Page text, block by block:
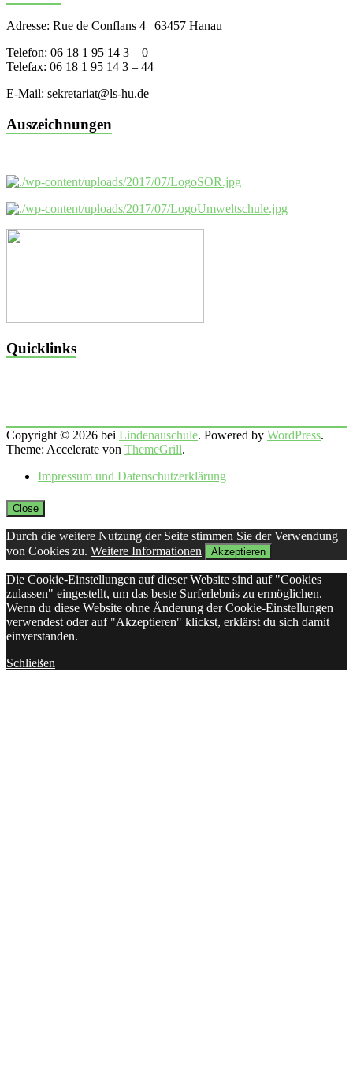
Adresse: Rue de Conflans 4 | 63457 Hanau
Telefon: 06 18 1 95 14 3 – 0
Telefax: 06 18 1 95 14 3 – 44
E-Mail: sekretariat@ls-hu.de
Auszeichnungen
Quicklinks
Copyright © 2026 bei Lindenauschule. Powered by WordPress.
Theme: Accelerate von ThemeGrill.
Impressum und Datenschutzerklärung
Close
Durch die weitere Nutzung der Seite stimmen Sie der Verwendung
von Cookies zu. Weitere Informationen Akzeptieren
Die Cookie-Einstellungen auf dieser Website sind auf "Cookies
zulassen" eingestellt, um das beste Surferlebnis zu ermöglichen.
Wenn du diese Website ohne Änderung der Cookie-Einstellungen
verwendest oder auf "Akzeptieren" klickst, erklärst du sich damit
einverstanden.
Schließen